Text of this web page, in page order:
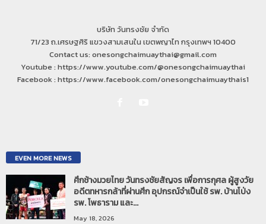
บริษัท วันทรงชัย จำกัด
71/23 ถ.เศรษฐศิริ แขวงสามเสนใน เขตพญาไท กรุงเทพฯ 10400
Contact us: onesongchaimuaythai@gmail.com
Youtube : https://www.youtube.com/@onesongchaimuaythai
Facebook : https://www.facebook.com/onesongchaimuaythais1
EVEN MORE NEWS
ศึกช้างมวยไทย วันทรงชัยสัญจร เพื่อการกุศล ผู้สูงวัย
อดีตทหารกล้าที่ผ่านศึก อุปกรณ์จำเป็นใช้ รพ. บ้านโป่ง
รพ. โพธาราม และ...
May 18, 2026